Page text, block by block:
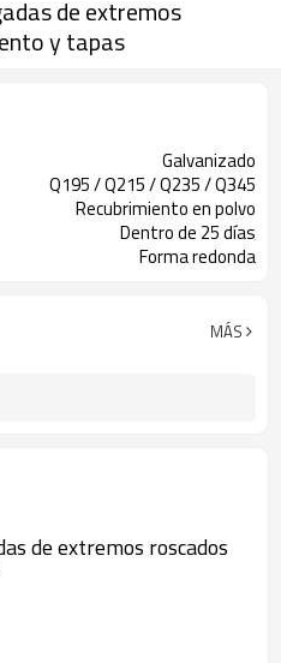
de extremos
y tapas
Galvanizado
Q195 / Q215 / Q235 / Q345
Recubrimiento en polvo
Dentro de 25 días
Forma redonda
MÁS
de extremos roscados